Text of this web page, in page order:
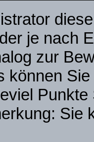
je nach
zur
können
Sie